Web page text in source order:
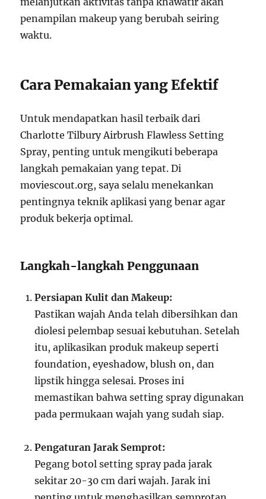
penampilan makeup yang berubah seiring
waktu.
Cara Pemakaian yang Efektif
Untuk mendapatkan hasil terbaik dari
Charlotte Tilbury Airbrush Flawless Setting
Spray, penting untuk mengikuti beberapa
langkah pemakaian yang tepat. Di
moviescout.org, saya selalu menekankan
pentingnya teknik aplikasi yang benar agar
produk bekerja optimal.
Langkah-langkah Penggunaan
Persiapan Kulit dan Makeup:
Pastikan wajah Anda telah dibersihkan dan
diolesi pelembap sesuai kebutuhan. Setelah
itu, aplikasikan produk makeup seperti
foundation, eyeshadow, blush on, dan
lipstik hingga selesai. Proses ini
memastikan bahwa setting spray digunakan
pada permukaan wajah yang sudah siap.
Pengaturan Jarak Semprot:
Pegang botol setting spray pada jarak
sekitar 20-30 cm dari wajah. Jarak ini